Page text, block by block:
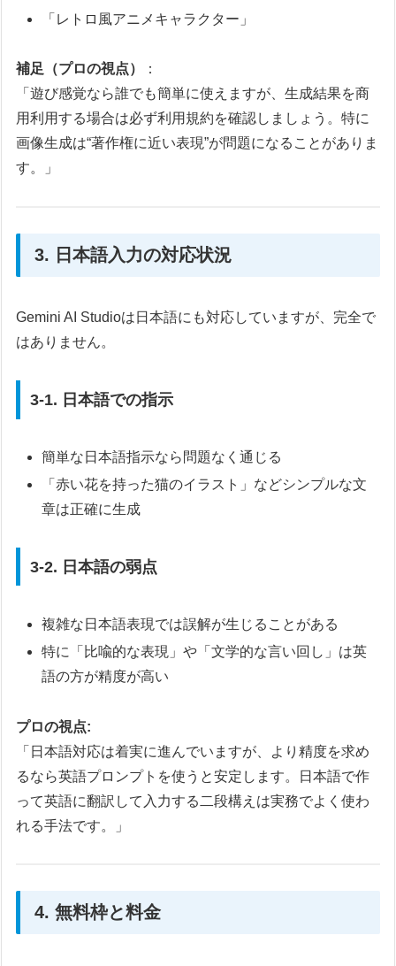
「レトロ風アニメキャラクター」
補足（プロの視点）
：
「遊び感覚なら誰でも簡単に使えますが、生成結果を商
用利用する場合は必ず利用規約を確認しましょう。特に
画像生成は“著作権に近い表現”が問題になることがありま
す。」
3. 日本語入力の対応状況
Gemini AI Studioは日本語にも対応していますが、完全で
はありません。
3-1. 日本語での指示
簡単な日本語指示なら問題なく通じる
「赤い花を持った猫のイラスト」などシンプルな文
章は正確に生成
3-2. 日本語の弱点
複雑な日本語表現では誤解が生じることがある
特に「比喩的な表現」や「文学的な言い回し」は英
語の方が精度が高い
プロの視点:
「日本語対応は着実に進んでいますが、より精度を求め
るなら英語プロンプトを使うと安定します。日本語で作
って英語に翻訳して入力する二段構えは実務でよく使わ
れる手法です。」
4. 無料枠と料金